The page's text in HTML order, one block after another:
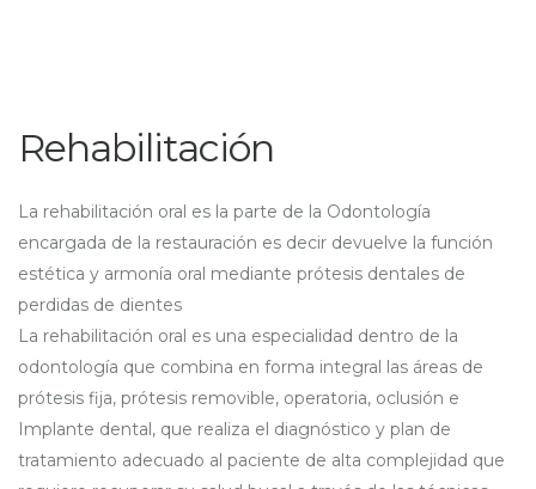
Rehabilitación
La rehabilitación oral es la parte de la Odontología
encargada de la restauración es decir devuelve la función
estética y armonía oral mediante prótesis dentales de
perdidas de dientes
La rehabilitación oral es una especialidad dentro de la
odontología que combina en forma integral las áreas de
prótesis fija, prótesis removible, operatoria, oclusión e
Implante dental, que realiza el diagnóstico y plan de
tratamiento adecuado al paciente de alta complejidad que